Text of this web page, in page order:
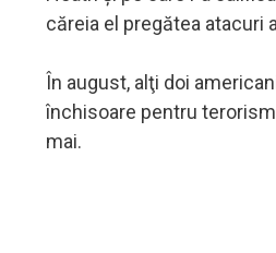
căreia el pregătea atacuri
În august, alţi doi
închisoare pentru
mai.